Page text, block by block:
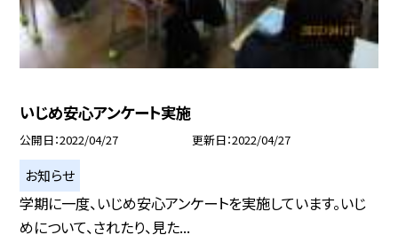
いじめ安心アンケート実施
公開日 2022/04/27 更新日 2022/04/27
お知らせ
学期に一度、いじめ安心アンケートを実施しています。いじ
めについて、されたり、見た...